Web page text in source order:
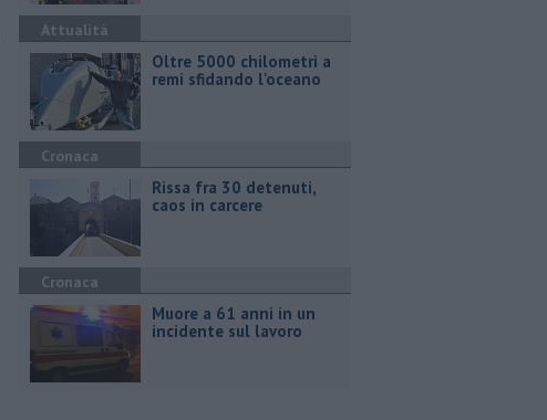
Attualità
Oltre 5000 chilometri a
remi sfidando l'oceano
Cronaca
Rissa fra 30 detenuti,
caos in carcere
Cronaca
Muore a 61 anni in un
incidente sul lavoro